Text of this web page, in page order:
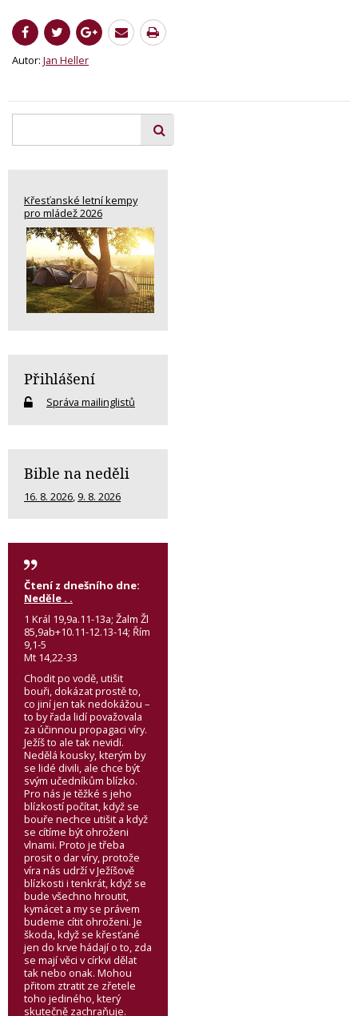
Autor: Jan Heller
Křesťanské letní kempy
pro mládež 2026
Přihlášení
Správa mailinglistů
Bible na neděli
16. 8. 2026, 9. 8. 2026
Čtení z dnešního dne:
Neděle . .
1 Král 19,9a.11-13a; Žalm Žl
85,9ab+10.11-12.13-14; Řím
9,1-5
Mt 14,22-33
Chodit po vodě, utišit
bouři, dokázat prostě to,
co jiní jen tak nedokážou –
to by řada lidí považovala
za účinnou propagaci víry.
Ježíš to ale tak nevidí.
Nedělá kousky, kterým by
se lidé divili, ale chce být
svým učedníkům blízko.
Pro nás je těžké s jeho
blízkostí počítat, když se
bouře nechce utišit a když
se cítíme být ohroženi
vlnami. Proto je třeba
prosit o dar víry, protože
víra nás udrží v Ježíšově
blízkosti i tenkrát, když se
bude všechno hroutit,
kymácet a my se právem
budeme cítit ohroženi. Je
škoda, když se křesťané
jen do krve hádají o to, zda
se mají věci v církvi dělat
tak nebo onak. Mohou
přitom ztratit ze zřetele
toho jediného, který
skutečně zachraňuje.